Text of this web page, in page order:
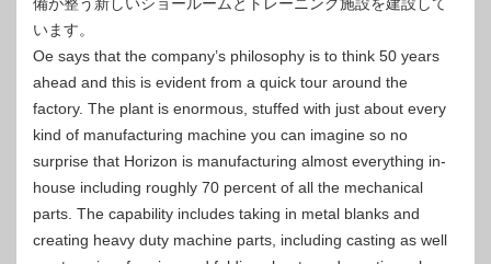
います。
Oe says that the company’s philosophy is to think 50 years
ahead and this is evident from a quick tour around the
factory. The plant is enormous, stuffed with just about every
kind of manufacturing machine you can imagine so no
surprise that Horizon is manufacturing almost everything in-
house including roughly 70 percent of all the mechanical
parts. The capability includes taking in metal blanks and
creating heavy duty machine parts, including casting as well